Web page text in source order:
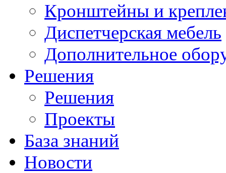
Кронштейны и
Диспетчерская мебель
Дополнительное
Решения
Решения
Проекты
База знаний
Новости